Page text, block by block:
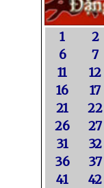
1 2
6
7
11
12
16
17
21
22
26
27
31
32
36
37
41
42